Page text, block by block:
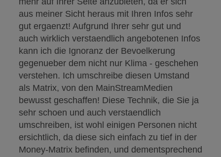
aus meiner Sicht heraus mit Ihren Infos sehr
gut ergaenzt! Aufgrund Ihrer sehr gut und
auch wirklich verstaendlich angebotenen Infos
kann ich die Ignoranz der Bevoelkerung
gegenueber dem nicht nur Klima - geschehen
verstehen. Ich umschreibe diesen Umstand
als Matrix, von den MainStreamMedien
bewusst geschaffen! Diese Technik, die Sie ja
sehr schoen und auch verstaendlich
umschreiben, ist wohl einigen Personen nicht
ersichtlich, da diese sich einfach zu tief in der
Money-Matrix befinden, und dementsprechend